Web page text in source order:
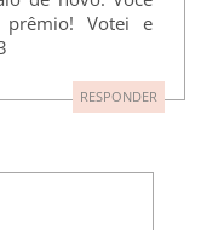
prêmio! Votei e
RESPONDER